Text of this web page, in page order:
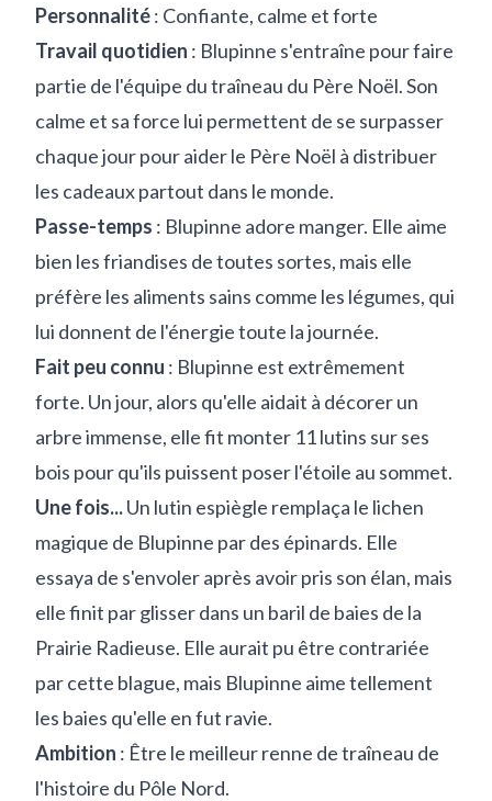
Personnalité: Confiante, calme et forte
Travail quotidien : Blupinne s'entraîne pour faire
partie de l'équipe du traîneau du Père Noël. Son
calme et sa force lui permettent de se surpasser
chaque jour pour aider le Père Noël à distribuer
les cadeaux partout dans le monde.
Passe-temps : Blupinne adore manger. Elle aime
bien les friandises de toutes sortes, mais elle
préfère les aliments sains comme les légumes, qui
lui donnent de l'énergie toute la journée.
Fait peu connu : Blupinne est extrêmement
forte. Un jour, alors qu'elle aidait à décorer un
arbre immense, elle fit monter 11 lutins sur ses
bois pour qu'ils puissent poser l'étoile au sommet.
Une fois...Un lutin espiègle remplaça le lichen
magique de Blupinne par des épinards. Elle
essaya de s'envoler après avoir pris son élan, mais
elle finit par glisser dans un baril de baies de la
Prairie Radieuse. Elle aurait pu être contrariée
par cette blague, mais Blupinne aime tellement
les baies qu'elle en fut ravie.
Ambition : Être le meilleur renne de traîneau de
l'histoire du Pôle Nord.